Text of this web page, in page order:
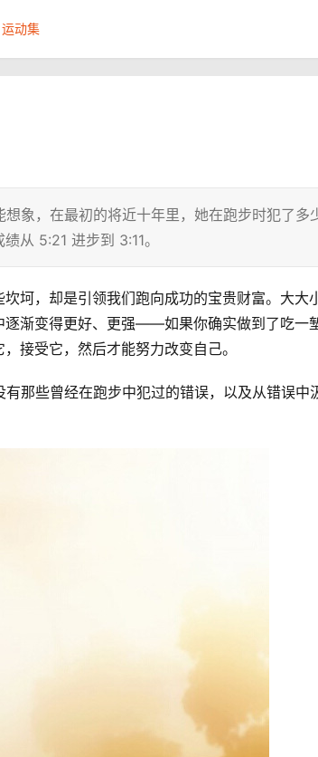
运动集
象，在最初的将近十年里，她在跑步时犯了多
从 5:21 进步到 3:11。
坷，却是引领我们跑向成功的宝贵财富。大大
逐渐变得更好、更强——如果你确实做到了吃一
接受它，然后才能努力改变自己。
那些曾经在跑步中犯过的错误，以及从错误中